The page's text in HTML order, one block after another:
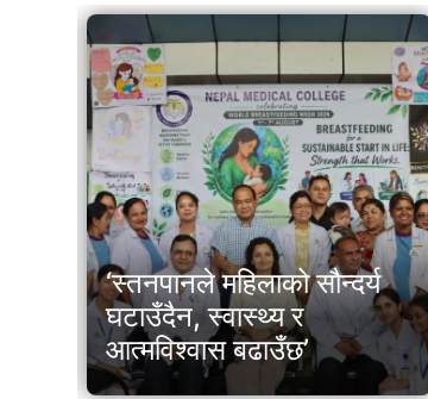
डिप्लोमा इन्जिनियरहरूको
रोजाइमा नेपाल इन्जिनियरिङ
कलेजको विडिएच, ४८ सिटका
लागि एक सय बढी प्रतिस्पर्धी